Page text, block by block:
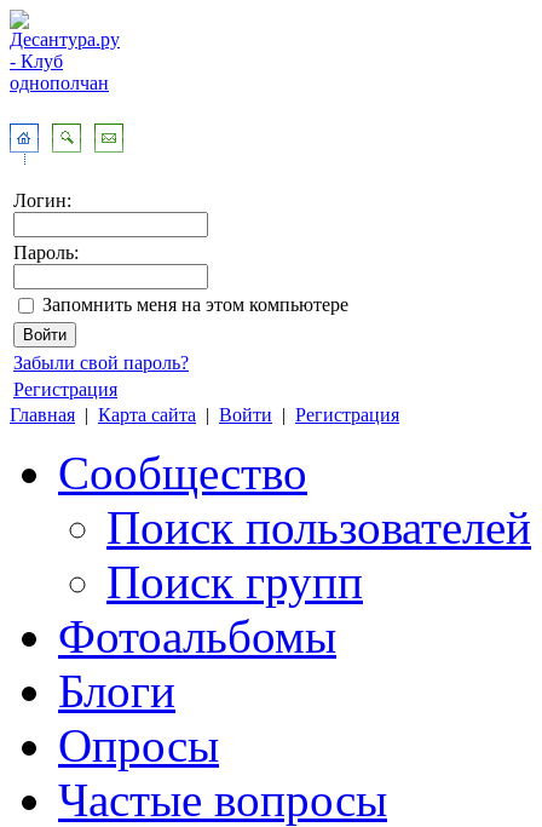
Логин:
Пароль:
Запомнить меня на этом компьютере
Забыли свой пароль?
Регистрация
Главная | Карта сайта | Войти | Регистрация
Сообщество
Поиск пользователей
Поиск групп
Фотоальбомы
Блоги
Опросы
Частые вопросы